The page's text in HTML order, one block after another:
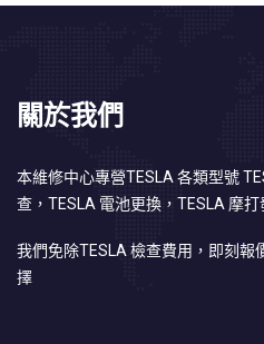
關於我們
本維修中心專營TESLA 各類型號
查，TESLA 電池更換，TESLA 摩
我們免除TESLA 檢查費用，即刻報
擇